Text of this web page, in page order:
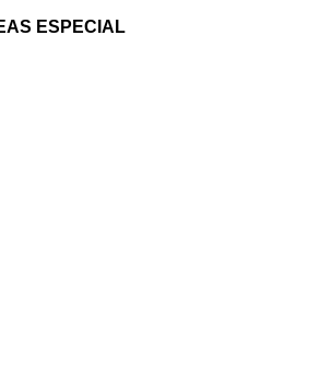
ESPECIAL